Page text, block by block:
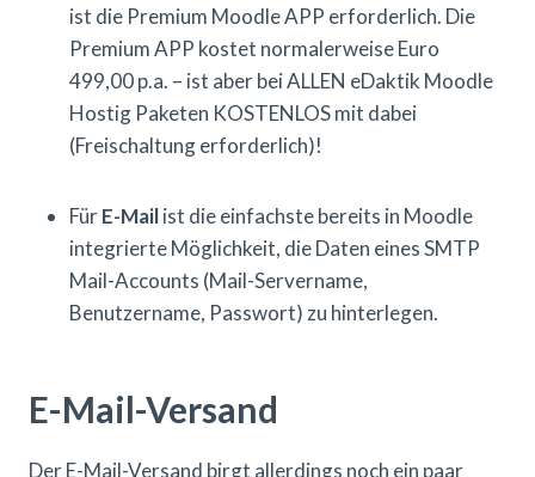
ist die Premium Moodle APP erforderlich. Die
Premium APP kostet normalerweise Euro
499,00 p.a. – ist aber bei ALLEN eDaktik Moodle
Hostig Paketen KOSTENLOS mit dabei
(Freischaltung erforderlich)!
FürE-Mailist die einfachste bereits in Moodle
integrierte Möglichkeit, die Daten eines SMTP
Mail-Accounts (Mail-Servername,
Benutzername, Passwort) zu hinterlegen.
E-Mail-Versand
Der E-Mail-Versand birgt allerdings noch ein paar